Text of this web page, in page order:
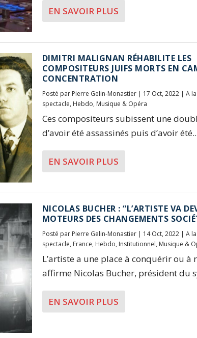
EN SAVOIR PLUS
DIMITRI MALIGNAN RÉHABILITE LES
COMPOSITEURS JUIFS MORTS EN
CONCENTRATION
Posté par Pierre Gelin-Monastier| 17 Oct, 2022| A
spectacle, Hebdo, Musique & Opéra
Ces compositeurs subissent une
d’avoir été assassinés puis d’avoir
EN SAVOIR PLUS
NICOLAS BUCHER : “L’ARTISTE VA
MOTEURS DES CHANGEMENTS
Posté par Pierre Gelin-Monastier| 14 Oct, 2022| A
spectacle, France, Hebdo, Institutionnel, Musique &
L’artiste a une place à conquérir ou à
affirme Nicolas Bucher, président du
EN SAVOIR PLUS